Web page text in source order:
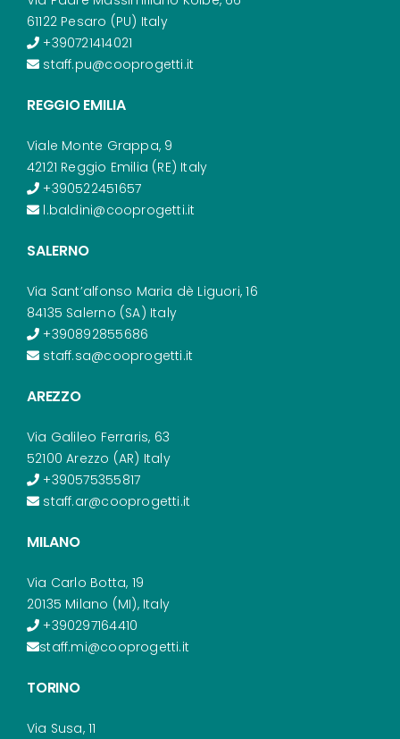
61122 Pesaro (PU) Italy
+390721414021
staff.pu@cooprogetti.it
REGGIO EMILIA
Viale Monte Grappa, 9
42121 Reggio Emilia (RE) Italy
+390522451657
l.baldini@cooprogetti.it
SALERNO
Via Sant’alfonso Maria dè Liguori, 16
84135 Salerno (SA) Italy
+390892855686
staff.sa@cooprogetti.it
AREZZO
Via Galileo Ferraris, 63
52100 Arezzo (AR) Italy
+390575355817
staff.ar@cooprogetti.it
MILANO
Via Carlo Botta, 19
20135 Milano (MI), Italy
+390297164410
staff.mi@cooprogetti.it
TORINO
Via Susa, 11